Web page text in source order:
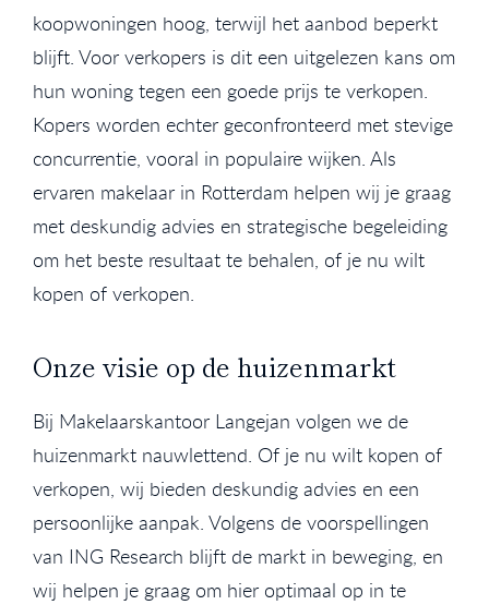
koopwoningen hoog, terwijl het aanbod beperkt
blijft. Voor verkopers is dit een uitgelezen kans om
hun woning tegen een goede prijs te verkopen.
Kopers worden echter geconfronteerd met stevige
concurrentie, vooral in populaire wijken. Als
ervaren makelaar in Rotterdam helpen wij je graag
met deskundig advies en strategische begeleiding
om het beste resultaat te behalen, of je nu wilt
kopen of verkopen.
Onze visie op de huizenmarkt
Bij Makelaarskantoor Langejan volgen we de
huizenmarkt nauwlettend. Of je nu wilt kopen of
verkopen, wij bieden deskundig advies en een
persoonlijke aanpak. Volgens de voorspellingen
van ING Research blijft de markt in beweging, en
wij helpen je graag om hier optimaal op in te